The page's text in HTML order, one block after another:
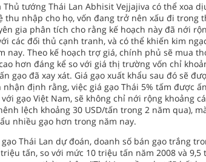
tướng Thái Lan Abhisit Vejjajiva có thể xoa
thu nhập cho họ, vốn đang trở nên xấu đi trong
gia phân tích cho rằng kế hoạch này đã nới
các đối thủ cạnh tranh, và có thể khiến kim
nay. Theo kế hoạch trợ giá, chính phủ sẽ mua
hơn đáng kể so với giá thị trường vốn chỉ
gạo đã xay xát. Giá gạo xuất khẩu sau đó sẽ
nhận định rằng, việc giá gạo Thái 5% tấm được
gạo Việt Nam, sẽ không chỉ nới rộng khoảng
lệch khoảng 30 USD/tấn trong 2 năm qua),
nhiều gạo hơn trong năm nay.
Thái Lan dự đoán, doanh số bán gạo trắng
tấn, so với mức 10 triệu tấn năm 2008 và 9,5